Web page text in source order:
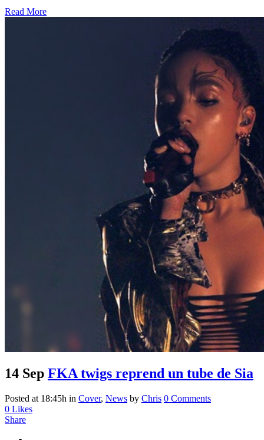
Read More
14 Sep FKA twigs reprend un tube de Sia
Posted at 18:45h in Cover, News by Chris 0 Comments
0 Likes
Share